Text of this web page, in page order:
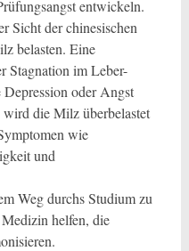
entwickeln.
Sicht der chinesischen
belasten. Eine
Stagnation im Leber-
oder Angst
die Milz überbelastet
wie
und
Weg durchs Studium zu
helfen, die